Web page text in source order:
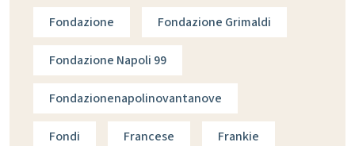
Fondazione Fondazione Grimaldi
Fondazione Napoli 99
Fondazionenapolinovantanove
Fondi Francese Frankie